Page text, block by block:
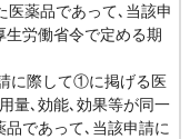
医薬品であって､当該申
労働省令で定める期
に際して①に掲げる医
量､効能､効果等が同一
であって､当該申請に